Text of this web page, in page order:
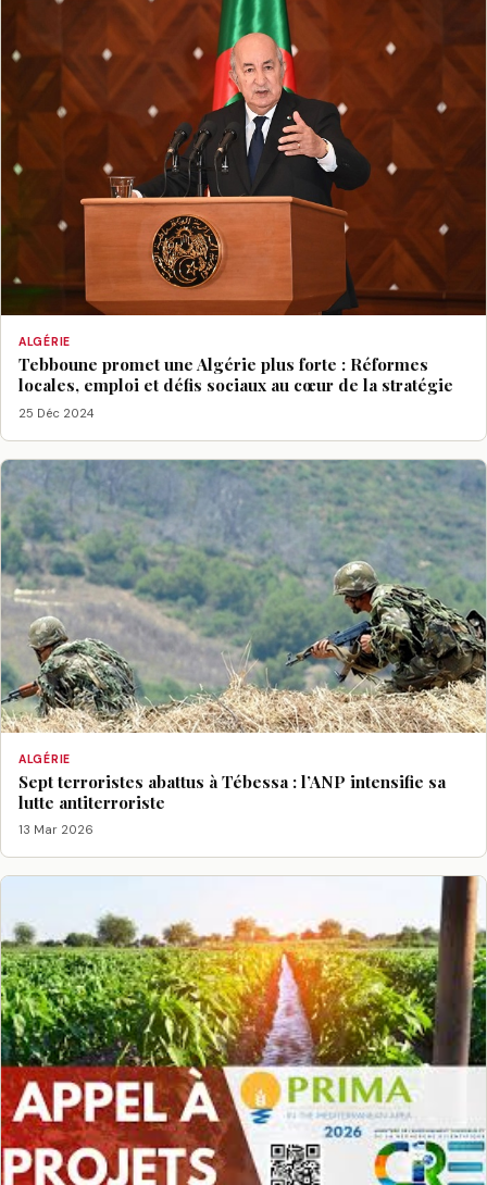
ALGÉRIE
Tebboune promet une Algérie plus forte : Réformes
locales, emploi et défis sociaux au cœur de la stratégie
25 Déc 2024
ALGÉRIE
Sept terroristes abattus à Tébessa : l’ANP intensifie sa
lutte antiterroriste
13 Mar 2026